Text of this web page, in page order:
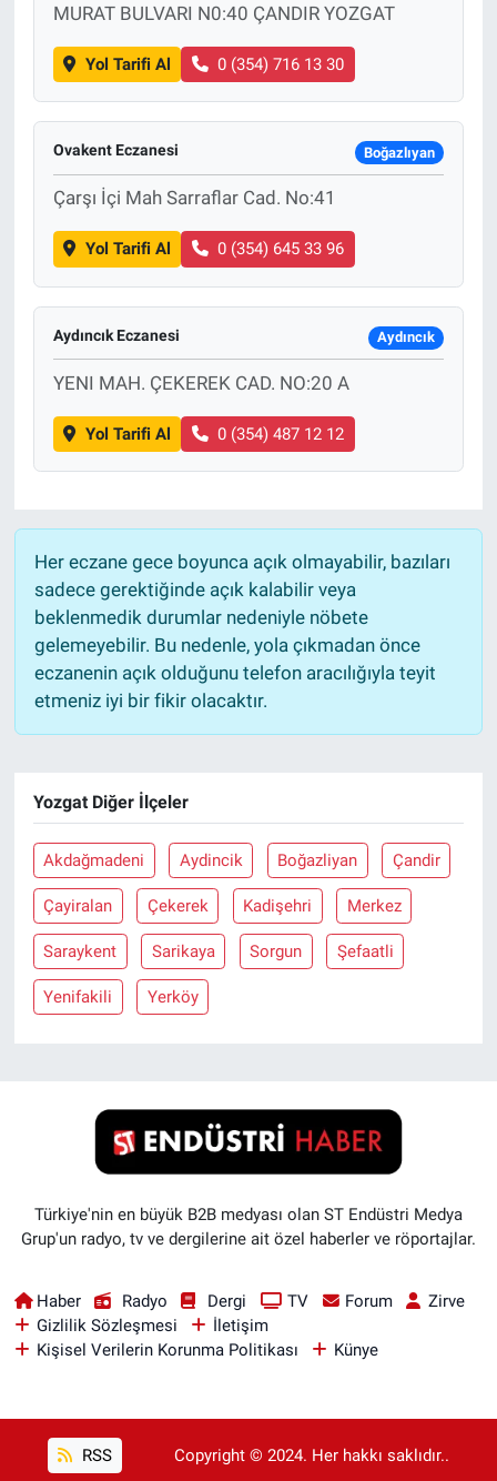
MURAT BULVARI N0:40 ÇANDIR YOZGAT
Yol Tarifi Al 0 (354) 716 13 30
Ovakent Eczanesi Boğazlıyan
Çarşı İçi Mah Sarraflar Cad. No:41
Yol Tarifi Al 0 (354) 645 33 96
Aydıncık Eczanesi Aydıncık
YENI MAH. ÇEKEREK CAD. NO:20 A
Yol Tarifi Al 0 (354) 487 12 12
Her eczane gece boyunca açık olmayabilir, bazıları
sadece gerektiğinde açık kalabilir veya
beklenmedik durumlar nedeniyle nöbete
gelemeyebilir. Bu nedenle, yola çıkmadan önce
eczanenin açık olduğunu telefon aracılığıyla teyit
etmeniz iyi bir fikir olacaktır.
Yozgat Diğer İlçeler
Akdağmadeni Aydincik Boğazliyan Çandir
Çayiralan Çekerek Kadişehri Merkez
Saraykent Sarikaya Sorgun Şefaatli
Yenifakili Yerköy
Türkiye'nin en büyük B2B medyası olan ST Endüstri Medya
Grup'un radyo, tv ve dergilerine ait özel haberler ve röportajlar.
Haber Radyo Dergi TV Forum
Zirve
Gizlilik Sözleşmesi
İletişim
Kişisel Verilerin Korunma Politikası
Künye
RSS Copyright © 2024. Her hakkı saklıdır..